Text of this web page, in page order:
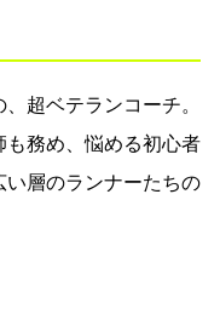
超ベテランコーチ。
も務め、悩める初心者
層のランナーたちの